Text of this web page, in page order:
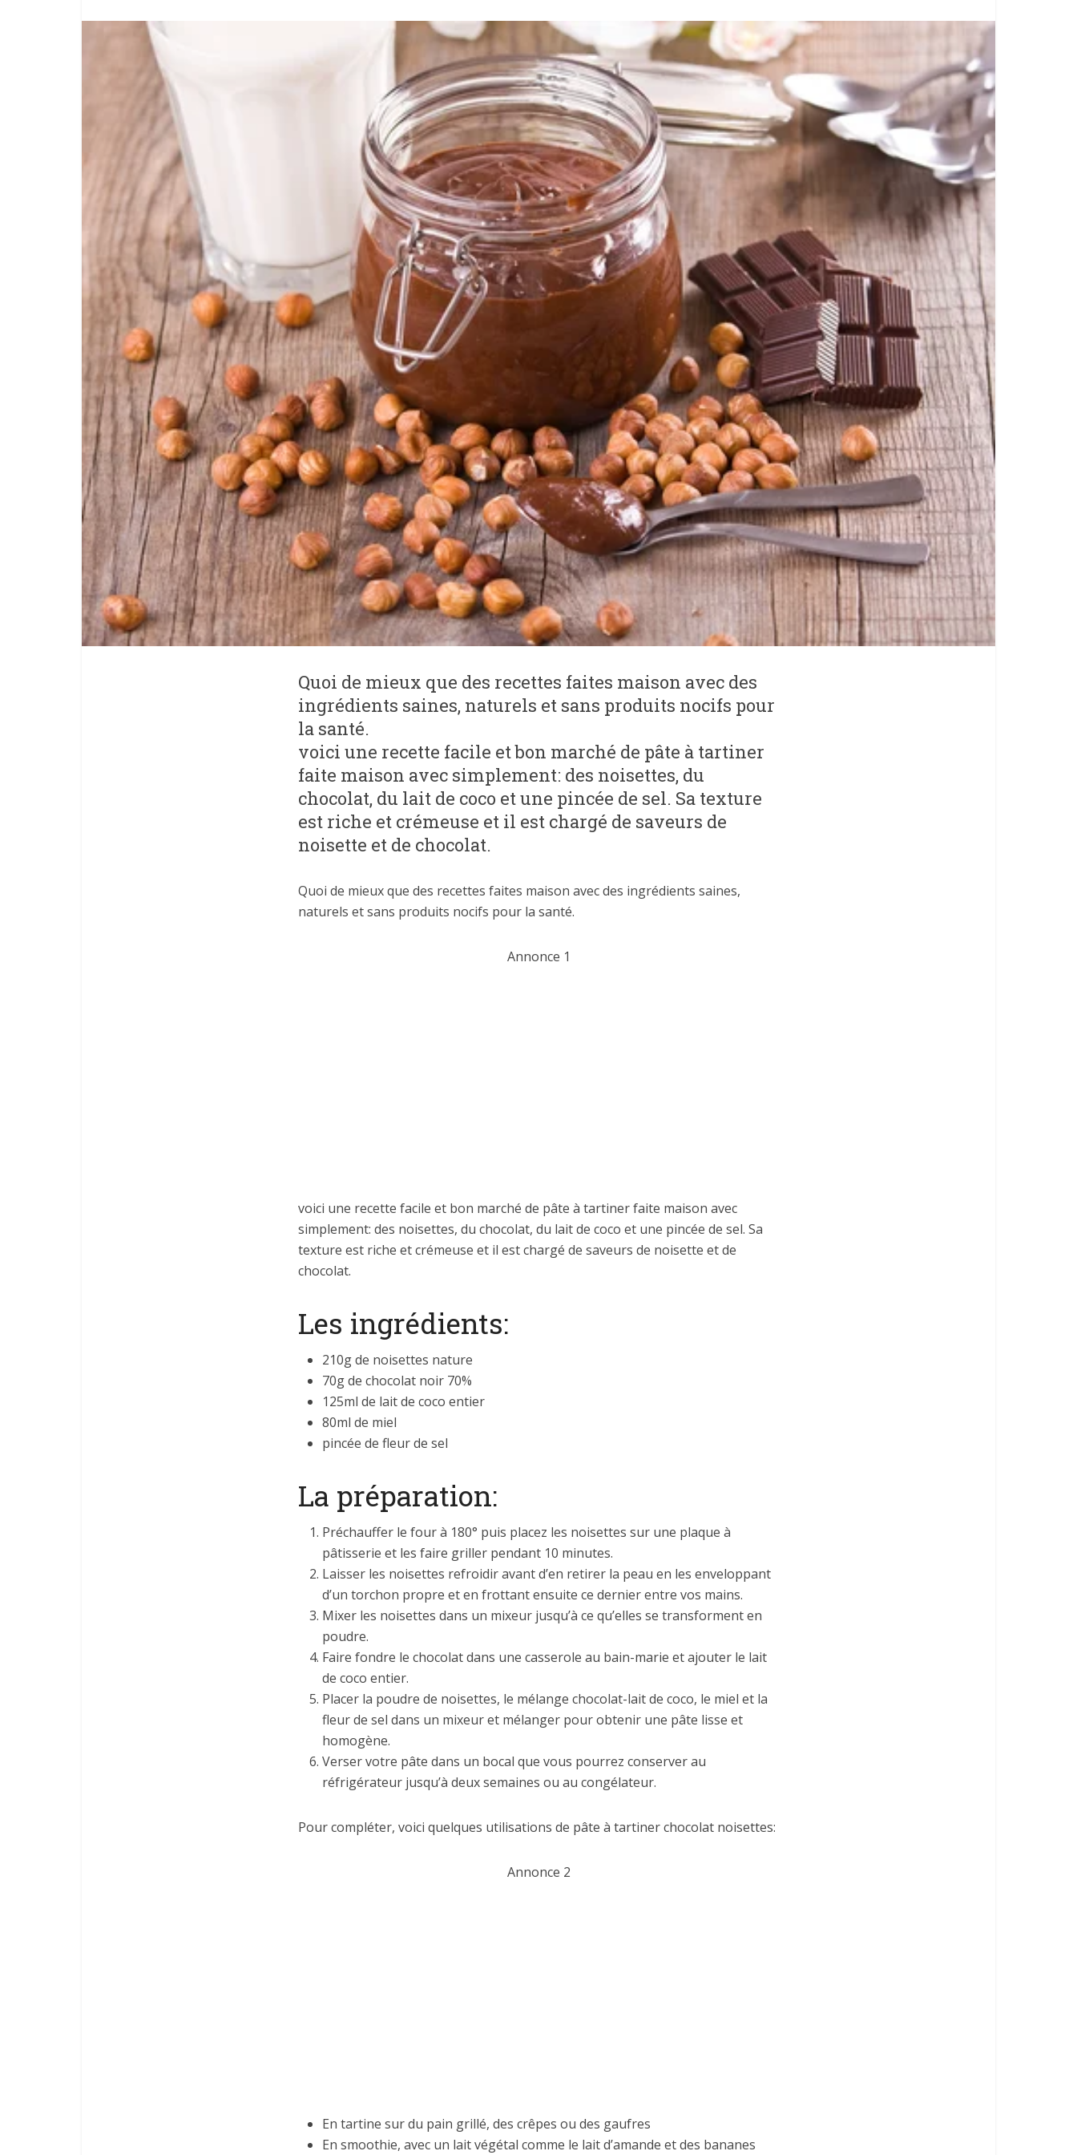
Quoi de mieux que des recettes faites maison avec des
ingrédients saines, naturels et sans produits nocifs pour
la santé.
voici une recette facile et bon marché de pâte à tartiner
faite maison avec simplement: des noisettes, du
chocolat, du lait de coco et une pincée de sel. Sa texture
est riche et crémeuse et il est chargé de saveurs de
noisette et de chocolat.
Quoi de mieux que des recettes faites maison avec des ingrédients saines,
naturels et sans produits nocifs pour la santé.
Annonce 1
voici une recette facile et bon marché de pâte à tartiner faite maison avec
simplement: des noisettes, du chocolat, du lait de coco et une pincée de sel. Sa
texture est riche et crémeuse et il est chargé de saveurs de noisette et de
chocolat.
Les ingrédients:
210g de noisettes nature
70g de chocolat noir 70%
125ml de lait de coco entier
80ml de miel
pincée de fleur de sel
La préparation:
Préchauffer le four à 180° puis placez les noisettes sur une plaque à
pâtisserie et les faire griller pendant 10 minutes.
Laisser les noisettes refroidir avant d’en retirer la peau en les enveloppant
d’un torchon propre et en frottant ensuite ce dernier entre vos mains.
Mixer les noisettes dans un mixeur jusqu’à ce qu’elles se transforment en
poudre.
Faire fondre le chocolat dans une casserole au bain-marie et ajouter le lait
de coco entier.
Placer la poudre de noisettes, le mélange chocolat-lait de coco, le miel et la
fleur de sel dans un mixeur et mélanger pour obtenir une pâte lisse et
homogène.
Verser votre pâte dans un bocal que vous pourrez conserver au
réfrigérateur jusqu’à deux semaines ou au congélateur.
Pour compléter, voici quelques utilisations de pâte à tartiner chocolat noisettes:
Annonce 2
En tartine sur du pain grillé, des crêpes ou des gaufres
En smoothie, avec un lait végétal comme le lait d’amande et des bananes